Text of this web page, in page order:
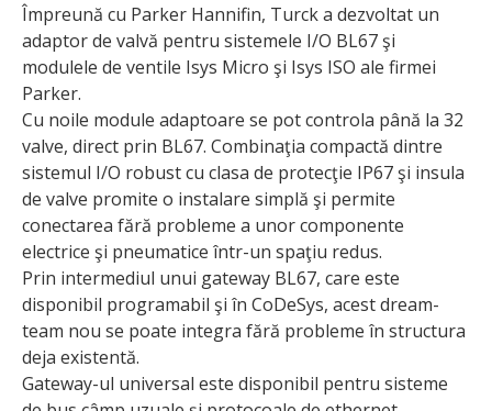
Împreună cu Parker Hannifin, Turck a dezvoltat un
adaptor de valvă pentru sistemele I/O BL67 şi
modulele de ventile Isys Micro şi Isys ISO ale firmei
Parker.
Cu noile module adaptoare se pot controla până la 32
valve, direct prin BL67. Combinaţia compactă dintre
sistemul I/O robust cu clasa de protecţie IP67 şi insula
de valve promite o instalare simplă şi permite
conectarea fără probleme a unor componente
electrice şi pneumatice într-un spaţiu redus.
Prin intermediul unui gateway BL67, care este
disponibil programabil şi în CoDeSys, acest dream-
team nou se poate integra fără probleme în structura
deja existentă.
Gateway-ul universal este disponibil pentru sisteme